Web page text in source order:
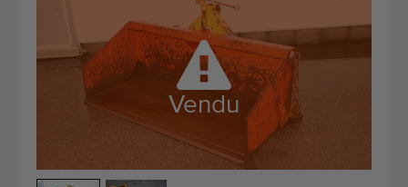
Équipement de qualité
Livraison dans le monde entier
Depuis 1977
Vendu